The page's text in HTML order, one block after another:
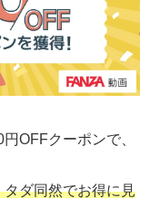
OFFクーポンで、
ダ同然でお得に見